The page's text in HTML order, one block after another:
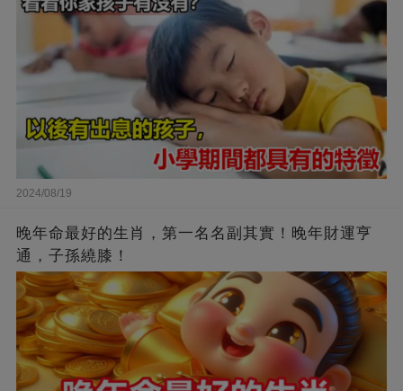
2024/08/19
晚年命最好的生肖，第一名名副其實！晚年財運亨
通，子孫繞膝！